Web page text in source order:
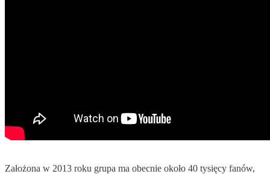
Założona w 2013 roku grupa ma obecnie około 40 tysięcy fanów,